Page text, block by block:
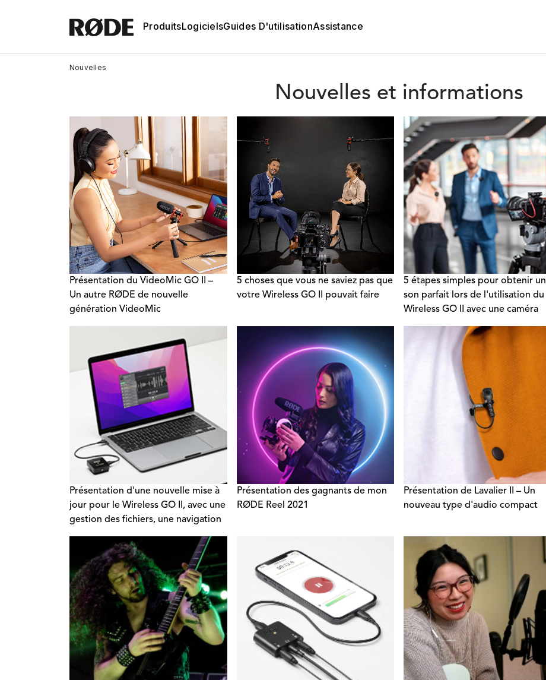
ProduitsLogicielsGuides D'utilisationAssistance
Nouvelles
Nouvelles et informations
Présentation du VideoMic GO II –
Un autre RØDE de nouvelle
génération VideoMic
5 choses que vous ne saviez pas que
votre Wireless GO II pouvait faire
5 étapes simples pour obtenir un
son parfait lors de l'utilisation du
Wireless GO II avec une caméra
Présentation d'une nouvelle mise à
jour pour le Wireless GO II, avec une
gestion des fichiers, une navigation
Présentation des gagnants de mon
RØDE Reel 2021
Présentation de Lavalier II – Un
nouveau type d'audio compact